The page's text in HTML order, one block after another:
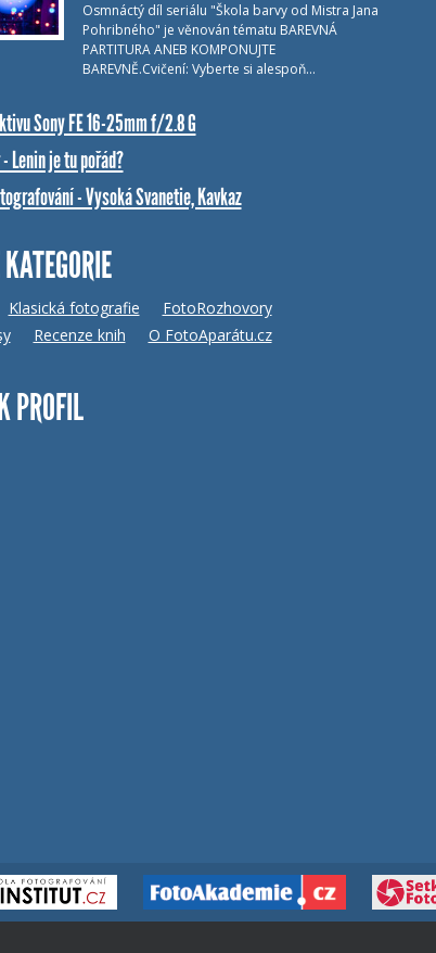
Osmnáctý díl seriálu "Škola barvy od Mistra Jana
Pohribného" je věnován tématu BAREVNÁ
PARTITURA ANEB KOMPONUJTE
BAREVNĚ.Cvičení: Vyberte si alespoň…
Sony FE 16-25mm f/2.8 G
Lenin je tu pořád?
- Vysoká Svanetie, Kavkaz
Klasická fotografie
FotoRozhovory
Recenze knih O FotoAparátu.cz
PROFIL